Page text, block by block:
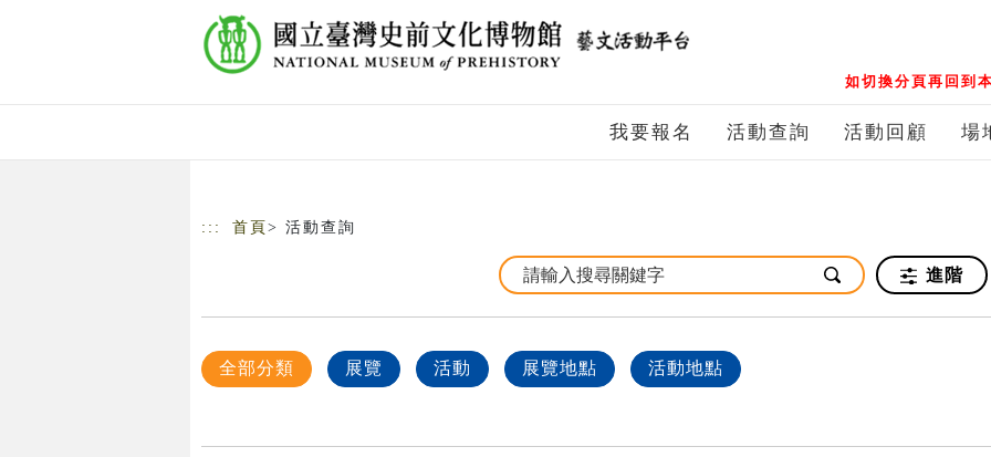
如切換分頁再回到
我要報名 活動查詢 活動回顧 場
::: 首頁 > 活動查詢
進階
全部分類 展覽 活動 展覽地點 活動地點